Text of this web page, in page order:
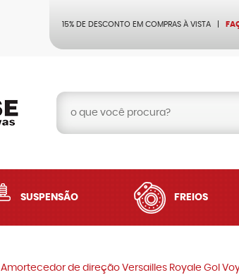
15% DE DESCONTO EM COMPRAS À VISTA
SUSPENSÃO FREIOS
Amortecedor de direção Versailles Royale Gol